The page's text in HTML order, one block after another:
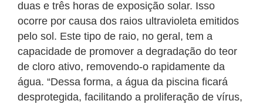
duas e três horas de exposição solar. Isso
ocorre por causa dos raios ultravioleta emitidos
pelo sol. Este tipo de raio, no geral, tem a
capacidade de promover a degradação do teor
de cloro ativo, removendo-o rapidamente da
água. “Dessa forma, a água da piscina ficará
desprotegida, facilitando a proliferação de vírus,